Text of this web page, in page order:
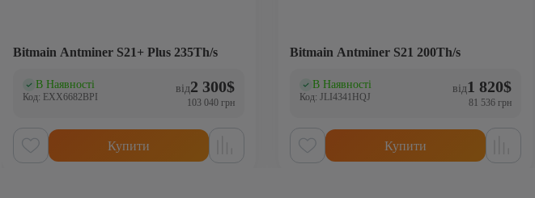
Bitmain Antminer S21+ Plus 235Th/s
В Наявності
(0)
Код: EXX6682BPI
від2 300$
103 040 грн
Купити
Bitmain Antminer S21 200Th/s
В Наявності
(0)
Код: JLI4341HQJ
від1 820$
81 536 грн
Купити